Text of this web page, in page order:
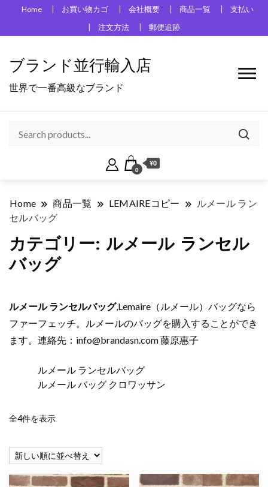
Home お買い物カゴ 会社概要 商品一覧
支払い
注文方法
郵便追跡
ブランド並行輸入店
世界で一番高級なブランド
0
¥0
Home 商品一覧 LEMAIREコピー
ルメール ラン
セルバッグ
カテゴリー: ルメール ランセル
バッグ
ルメール ランセルバッグ,Lemaire（ルメール）バッグなら
ファーフェッチ。ルメールのバッグを購入することができ
ます。連絡先： info@brandasn.com藤原惠子
ルメール ランセルバッグ
ルメール バッグ クロワッサン
全4件を表示新
い
順